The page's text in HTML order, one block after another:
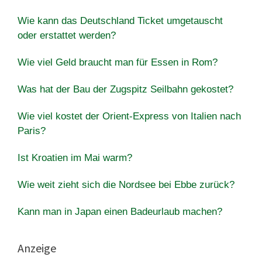
Wie kann das Deutschland Ticket umgetauscht
oder erstattet werden?
Wie viel Geld braucht man für Essen in Rom?
Was hat der Bau der Zugspitz Seilbahn gekostet?
Wie viel kostet der Orient-Express von Italien nach
Paris?
Ist Kroatien im Mai warm?
Wie weit zieht sich die Nordsee bei Ebbe zurück?
Kann man in Japan einen Badeurlaub machen?
Anzeige